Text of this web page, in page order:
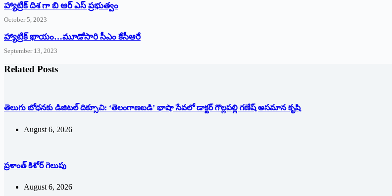
హ్యాట్రిక్ దిశ గా బి ఆర్ ఎస్ ప్రభుత్వం
October 5, 2023
హ్యాట్రిక్‌ ‌ఖాయం…మూడోసారి సీఎం కేసీఆరే
September 13, 2023
Related Posts
తెలుగు బోధనకు డిజిటల్ దిక్సూచి: ‘తెలంగాణబడి’ భాషా సేవలో డాక్టర్ గొల్లపల్లి గణేష్ అసమాన కృషి
August 6, 2026
ప్రశాంత్‌ ‌కిశోర్‌ ‌గెలుపు
August 6, 2026